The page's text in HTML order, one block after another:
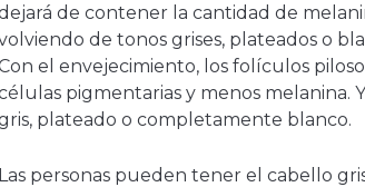
de contener la cantidad de
de tonos grises, plateados o
el envejecimiento, los folículos
pigmentarias y menos melanina.
plateado o completamente blanco.
Las personas pueden tener el cabello